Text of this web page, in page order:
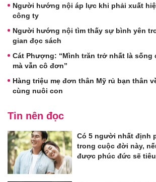
Người hướng nội áp lực khi phải xuất
công ty
Người hướng nội tìm thấy sự bình yên
gian đọc sách
Cát Phượng: “Mình trăn trở nhất là sống
mà vẫn cô đơn”
Hàng triệu mẹ đơn thân Mỹ rủ bạn thân
cùng nuôi con
Tin nên đọc
Có 5 người nhất định
trong cuộc đời này,
được phúc đức sẽ